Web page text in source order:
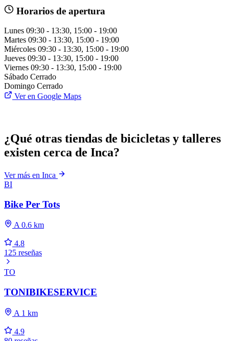
Horarios de apertura
Lunes 09:30 - 13:30, 15:00 - 19:00
Martes 09:30 - 13:30, 15:00 - 19:00
Miércoles 09:30 - 13:30, 15:00 - 19:00
Jueves 09:30 - 13:30, 15:00 - 19:00
Viernes 09:30 - 13:30, 15:00 - 19:00
Sábado Cerrado
Domingo Cerrado
Ver en Google Maps
¿Qué otras tiendas de bicicletas y talleres
existen cerca de Inca?
Ver más en Inca
BI
Bike Per Tots
A 0.6 km
4.8
125 reseñas
TO
TONIBIKESERVICE
A 1 km
4.9